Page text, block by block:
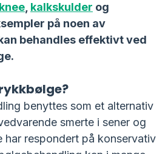
kalkskulder og
på noen av
behandles effektivt ved
benyttes som et alternativ
smerte i sener og
har respondert på konservativ